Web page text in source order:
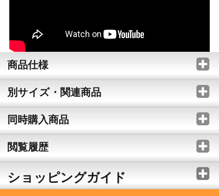
商品仕様
別サイズ・関連商品
同時購入商品
閲覧履歴
ショッピングガイド